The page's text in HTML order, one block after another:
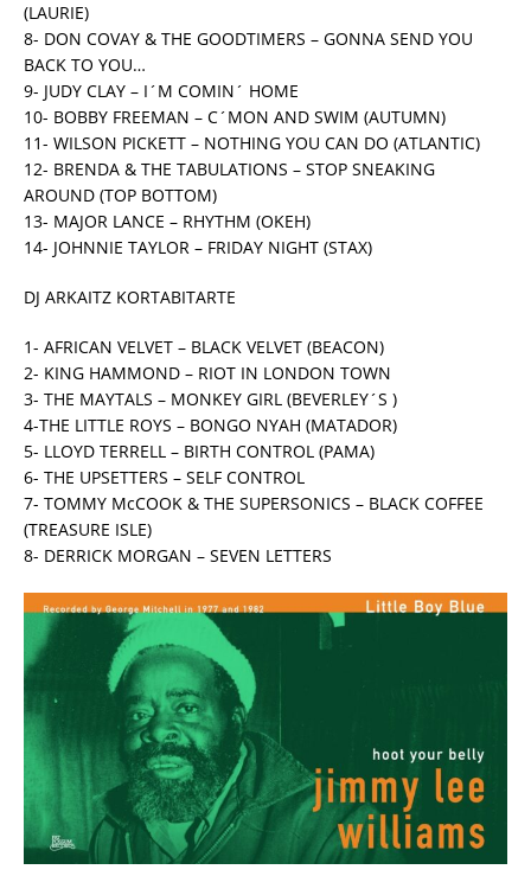
(LAURIE)
8- DON COVAY & THE GOODTIMERS – GONNA SEND YOU
BACK TO YOU…
9- JUDY CLAY – I´M COMIN´ HOME
10- BOBBY FREEMAN – C´MON AND SWIM (AUTUMN)
11- WILSON PICKETT – NOTHING YOU CAN DO (ATLANTIC)
12- BRENDA & THE TABULATIONS – STOP SNEAKING
AROUND (TOP BOTTOM)
13- MAJOR LANCE – RHYTHM (OKEH)
14- JOHNNIE TAYLOR – FRIDAY NIGHT (STAX)
DJ ARKAITZ KORTABITARTE
1- AFRICAN VELVET – BLACK VELVET (BEACON)
2- KING HAMMOND – RIOT IN LONDON TOWN
3- THE MAYTALS – MONKEY GIRL (BEVERLEY´S )
4-THE LITTLE ROYS – BONGO NYAH (MATADOR)
5- LLOYD TERRELL – BIRTH CONTROL (PAMA)
6- THE UPSETTERS – SELF CONTROL
7- TOMMY McCOOK & THE SUPERSONICS – BLACK COFFEE
(TREASURE ISLE)
8- DERRICK MORGAN – SEVEN LETTERS